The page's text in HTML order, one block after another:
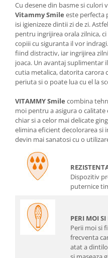
Cu desene din basme si culori
Vitammy Smile este perfecta
isi igienizeze dintii zi de zi.
pentru ingrijirea orala zilnica,
copiii cu siguranta il vor
fiind distractiv, iar ingrijirea
joaca. Un avantaj suplimentar
cutia metalica, datorita carora
periuta si o poate lua cu el la
VITAMMY Smile combina
moi pentru a asigura o
chiar si a celor mai delicate
elimina eficient decolorarea
devin mai sanatosi cu o
Dispozitiv
puternice
PERI MOI
Perii moi si
frecventa
atat a